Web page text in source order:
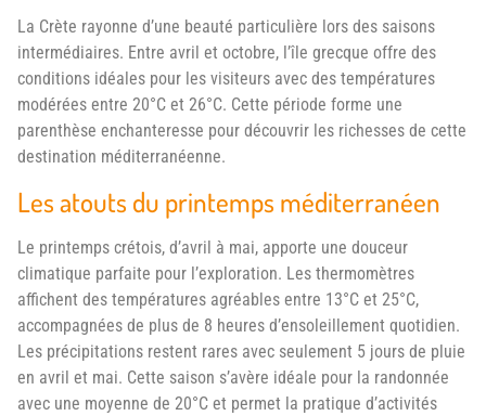
La Crète rayonne d’une beauté particulière lors des saisons
intermédiaires. Entre avril et octobre, l’île grecque offre des
conditions idéales pour les visiteurs avec des températures
modérées entre 20°C et 26°C. Cette période forme une
parenthèse enchanteresse pour découvrir les richesses de cette
destination méditerranéenne.
Les atouts du printemps méditerranéen
Le printemps crétois, d’avril à mai, apporte une douceur
climatique parfaite pour l’exploration. Les thermomètres
affichent des températures agréables entre 13°C et 25°C,
accompagnées de plus de 8 heures d’ensoleillement quotidien.
Les précipitations restent rares avec seulement 5 jours de pluie
en avril et mai. Cette saison s’avère idéale pour la randonnée
avec une moyenne de 20°C et permet la pratique d’activités